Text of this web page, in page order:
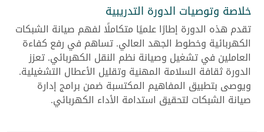
خلاصة وتوصيات الدورة التدريبية
تقدم هذه الدورة إطارًا علميًا متكاملًا لفهم صيانة الشبكات
الكهربائية وخطوط الجهد العالي. تساهم في رفع كفاءة
العاملين في تشغيل وصيانة نظم النقل الكهربائي. تعزز
الدورة ثقافة السلامة المهنية وتقليل الأعطال التشغيلية.
ويوصى بتطبيق المفاهيم المكتسبة ضمن برامج إدارة
صيانة الشبكات لتحقيق استدامة الأداء الكهربائي.